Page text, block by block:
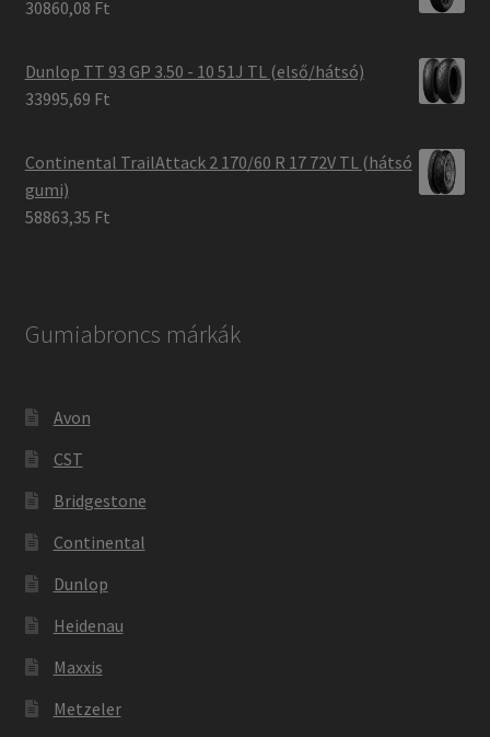
30860,08 Ft
Dunlop TT 93 GP 3.50 - 10 51J TL (első/hátsó)
33995,69 Ft
Continental TrailAttack 2 170/60 R 17 72V TL (hátsó
gumi)
58863,35 Ft
Gumiabroncs márkák
Avon
CST
Bridgestone
Continental
Dunlop
Heidenau
Maxxis
Metzeler